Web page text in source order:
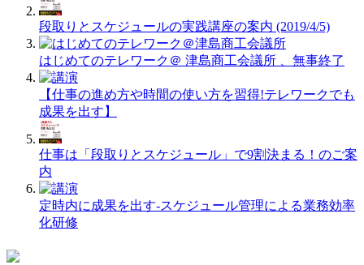
段取りとスケジュールの実践講座の案内 (2019/4/5)
はじめてのテレワーク＠ 津島商工会議所 、無事終了
【仕事の進め方や時間の使い方を習得!テレワークでも
成果を出す】
仕事は「段取りとスケジュール」で9割決まる！のご案
内
定時内に成果を出す-スケジュール管理による業務効率
化研修